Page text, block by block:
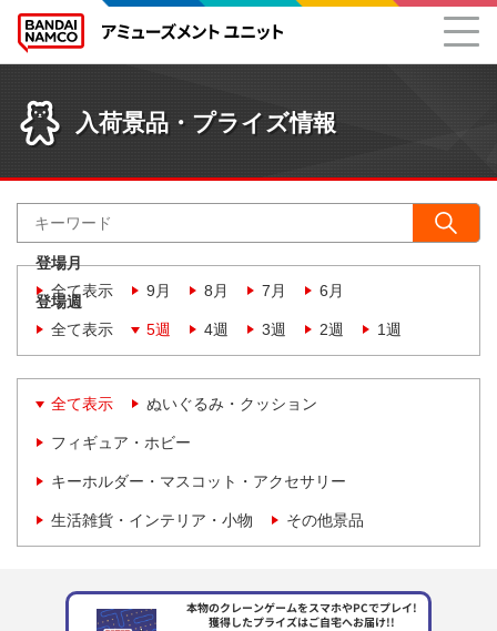
入荷景品・プライズ情報
登場月
全て表示
9月 8月 7月 6月
登場週
全て表示
5週 4週 3週 2週 1週
全て表示 ぬいぐるみ・クッション
フィギュア・ホビー
キーホルダー・マスコット・アクセサリー
生活雑貨・インテリア・小物 その他景品
本物のクレーンゲームをスマホやPCでプレイ!
獲得したプライズはご自宅へお届け!!